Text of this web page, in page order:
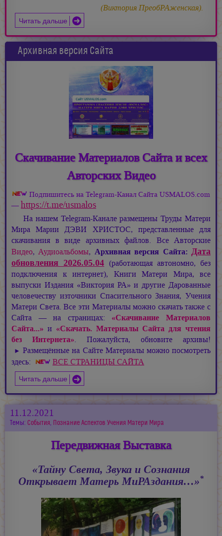
(Виктория ПреобРАженская).
Читать дальше
Архивная версия Сайта
Скачивание Материалов Сайта и всех
Авторских Видео
Подпишитесь на Telegram-Канал Сайта USMALOS.com
— https://t.me/usmalos
На нашем Telegram-Канале размещены Труды Матери
МираМарии ДЭВИ ХРИСТОС, представленные для
скачивания в виде архивных файлов. Все Авторские
Видео,Аудиоальбомы, Архивная версия Сайта:Дата
обновления 2026.05.04 (работающая автономно, без
подключения к интернет), Книги Матери Мира, все
выпуски Издания «Виктория РА» и другие Дарованные
человечеству източники Спасительного Знания, Учения
Матери Света. Все эти Материалы можно скачать также с
Сайта — на страницах: «Скачивание Материалов
Сайта...» и «Скачать. Материалы Сайта для чтения
без Интернета». Пожалуйста, обновите архивы!
► Размещённые на Сайте Материалы можно посмотреть
здесь:
ВСЕ СТРАНИЦЫ САЙТА
Читать дальше
11.12.2021
Темы: События, Познание Аспектов Учения Матери Мира
Передвижная Выставка
«Тайну Света, Звука и Сознания
Открывает Матерь МиРАздания…»*